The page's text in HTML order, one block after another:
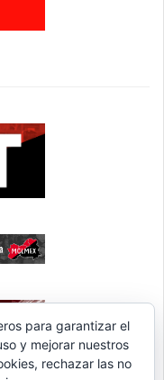
para garantizar el
y mejorar nuestros
rechazar las no